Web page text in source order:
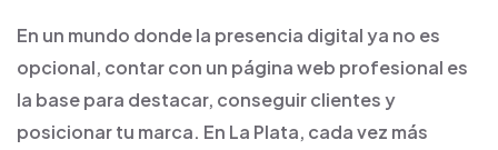
En un mundo donde la presencia digital ya no es
opcional, contar con un página web profesional es
la base para destacar, conseguir clientes y
posicionar tu marca. En La Plata, cada vez más